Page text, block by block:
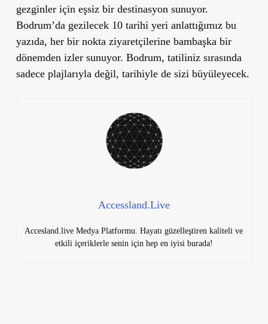
gezginler için eşsiz bir destinasyon sunuyor.
Bodrum’da gezilecek 10 tarihi yeri anlattığımız bu
yazıda, her bir nokta ziyaretçilerine bambaşka bir
dönemden izler sunuyor. Bodrum, tatiliniz sırasında
sadece plajlarıyla değil, tarihiyle de sizi büyüleyecek.
Accessland.Live
Accesland.live Medya Platformu. Hayatı güzelleştiren kaliteli ve
etkili içeriklerle senin için hep en iyisi burada!